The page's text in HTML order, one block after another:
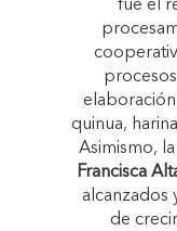
fue el
quinua,
Asimismo,
Francisca
alcanzados
de